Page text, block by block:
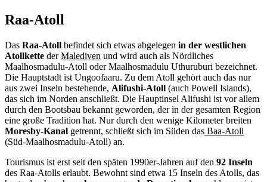
Raa-Atoll
Das Raa-Atoll befindet sich etwas abgelegen in der westlichen
Atollkette derMalediven und wird auch als Nördliches
Maalhosmadulu-Atoll oder Maalhosmadulu Uthuruburi bezeichnet.
Die Hauptstadt ist Ungoofaaru. Zu dem Atoll gehört auch das nur
aus zwei Inseln bestehende, Alifushi-Atoll (auch Powell Islands),
das sich im Norden anschließt. Die Hauptinsel Alifushi ist vor allem
durch den Bootsbau bekannt geworden, der in der gesamten Region
eine große Tradition hat. Nur durch den wenige Kilometer breiten
Moresby-Kanal getrennt, schließt sich im Süden das Baa-Atoll
(Süd-Maalhosmadulu-Atoll) an.
Tourismus ist erst seit den späten 1990er-Jahren auf den 92 Inseln
des Raa-Atolls erlaubt. Bewohnt sind etwa 15 Inseln des Atolls, das